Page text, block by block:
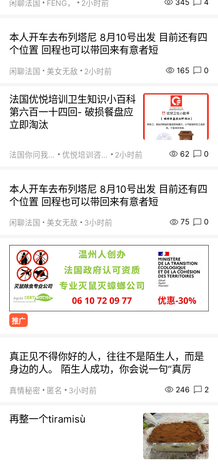
闲聊法国 FENG， 2小时前 345 4
本人开车去布列塔尼 8月10号出发 目前还有四
个位置 回程也可以带回来有意者短
闲聊法国 美女无敌 2小时前 165 0
法国优悦培训卫生知识小百科
第六百一十四回- 破损餐盘应
立即淘汰
法国你问我答 优悦培训咨询 2小时前 62 0
本人开车去布列塔尼 8月10号出发 目前还有四
个位置 回程也可以带回来有意者短
闲聊法国 美女无敌 3小时前 75 0
推广
真正见不得你好的人，往往不是陌生人，而是
身边的人。 陌生人成功，你会说一句“真厉
真情秘密 匿名 3小时前 246 2
再整一个tiramisù